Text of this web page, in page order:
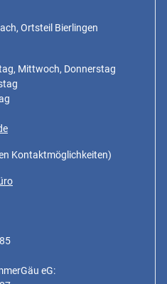
Ortsteil Bierlingen
Mittwoch, Donnerstag
Kontaktmöglichkeiten)
eG: